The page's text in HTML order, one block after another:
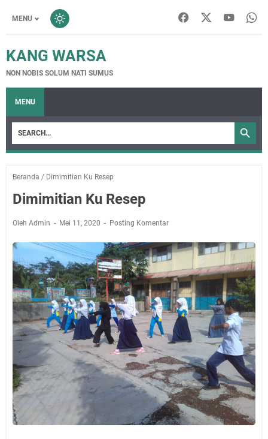
MENU
KANG WARSA
NON NOBIS SOLUM NATI SUMUS
MENU
Beranda / Dimimitian Ku Resep
Dimimitian Ku Resep
Oleh Admin Mei 11, 2020 Posting Komentar